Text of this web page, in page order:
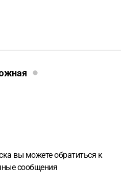
вы можете обратиться к
сообщения